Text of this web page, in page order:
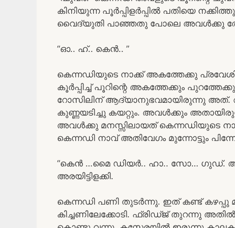
കിനിയുന്ന പൂർപ്പിളർപ്പിൽ പതിയെ
വൈദ്യുതി പാഞ്ഞതു പോലെ അവൾക്കു
“ഓ.. ഹ്.. കെൻ.. ”
കെന്നഡിയുടെ നാക്ക് അകത്തേക്കു
കൂർപ്പിച്ച് പൂറിന്റെ അകത്തേക്കും
റോസിലിന് ആദ്യാനുഭവമായിരുന്നു അത്.
കുണ്ണയടിച്ചു കയറ്റും. അവൾക്കും
അവൾക്കു മനസ്സിലായത് കെന്നഡിയുടെ
കെന്നഡി നാവ് അതിവേഗം മുന്നോട്ടും
“കെൻ …മൈ ഡിയർ.. ഹാ.. സോ… ഗുഡ്.
അരയിട്ടിളക്കി.
കെന്നഡി പണി തുടർന്നു. ഇത് കണ്ട്
കിച്ചണിലേക്കോടി. ഫ്രിഡ്ജ് തുറന്നു